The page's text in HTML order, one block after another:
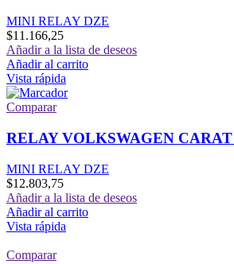
MINI RELAY DZE
$11.166,25
Añadir a la lista de deseos
Añadir al carrito
Vista rápida
Comparar
RELAY VOLKSWAGEN
MINI RELAY DZE
$12.803,75
Añadir a la lista de deseos
Añadir al carrito
Vista rápida
Comparar